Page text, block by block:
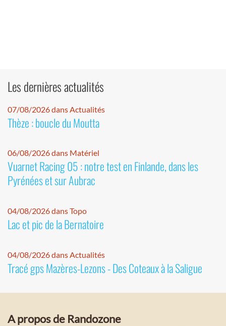
Les dernières actualités
07/08/2026 dans Actualités
Thèze : boucle du Moutta
06/08/2026 dans Matériel
Vuarnet Racing 05 : notre test en Finlande, dans les
Pyrénées et sur Aubrac
04/08/2026 dans Topo
Lac et pic de la Bernatoire
04/08/2026 dans Actualités
Tracé gps Mazères-Lezons - Des Coteaux à la Saligue
A propos de Randozone